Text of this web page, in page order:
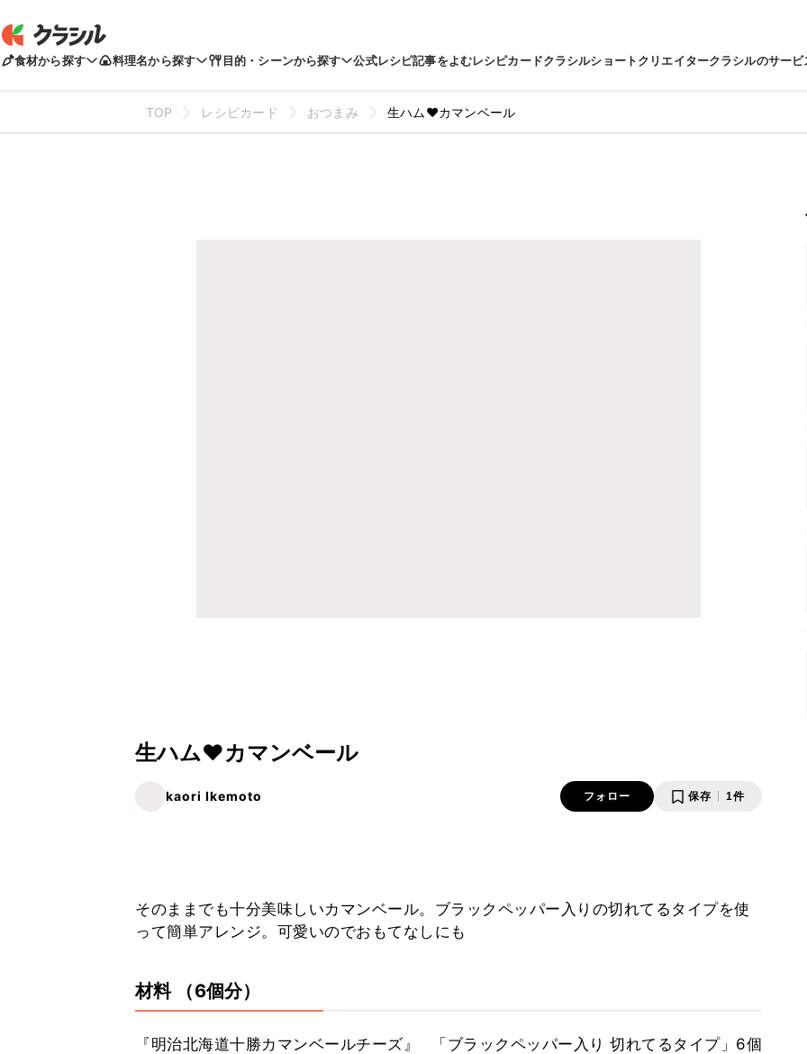
食材から探す 料理名から探す 目的・シーンから探す 公式レシピ記事をよむレシピカードクラシルショートクリエイタークラシルのサービ
TOP レシピカード おつまみ 生ハム❤カマンベール
生ハム❤カマンベール
kaori Ikemoto フォロー 保存 1件
そのままでも十分美味しいカマンベール。ブラックペッパー入りの切れてるタイプを使
って簡単アレンジ。可愛いのでおもてなしにも
材料 （6個分）
『明治北海道十勝カマンベールチーズ』
「ブラックペッパー入り 切れてるタイプ」6個